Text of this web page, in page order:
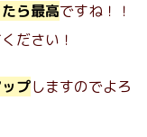
ら最高ですね！！
ださい！
プしますのでよろ